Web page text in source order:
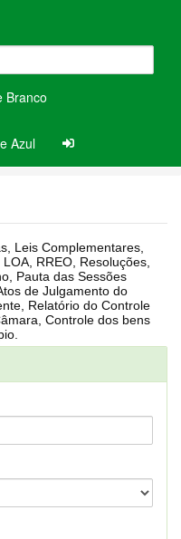
Branco
Azul
Resoluções,
Pauta das Sessões
de Julgamento do